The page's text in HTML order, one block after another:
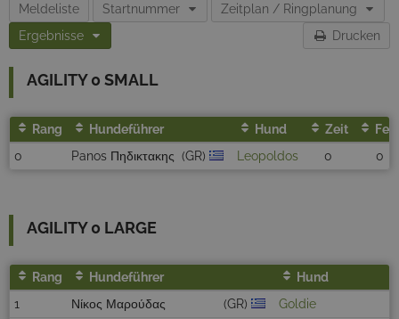
Meldeliste Startnummer
Zeitplan / Ringplanung
Ergebnisse
Drucken
AGILITY 0 SMALL
Rang Hundeführer Hund Zeit
0
Panos Πηδικτακης (GR) Leopoldos 0 0
AGILITY 0 LARGE
Rang Hundeführer
Hund
1
Νίκος Μαρούδας (GR)
Goldie